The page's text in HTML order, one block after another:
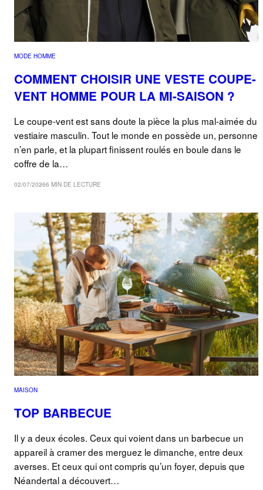
MODE HOMME
COMMENT CHOISIR UNE VESTE COUPE-
VENT HOMME POUR LA MI-SAISON ?
Le coupe-vent est sans doute la pièce la plus mal-aimée du
vestiaire masculin. Tout le monde en possède un, personne
n’en parle, et la plupart finissent roulés en boule dans le
coffre de la…
02/07/20266 MIN DE LECTURE
MAISON
TOP BARBECUE
Il y a deux écoles. Ceux qui voient dans un barbecue un
appareil à cramer des merguez le dimanche, entre deux
averses. Et ceux qui ont compris qu’un foyer, depuis que
Néandertal a découvert…